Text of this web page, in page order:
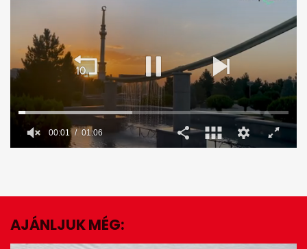
minute,
seconds
00:02 01:06
EZ IS ÉRDEKELHET
AJÁNLJUK MÉG: